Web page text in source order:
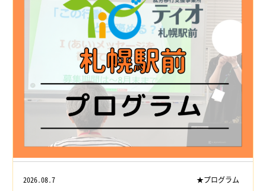
2026.08.7 ★プログラム